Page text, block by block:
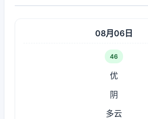
08月06日
46
优
阴
多云